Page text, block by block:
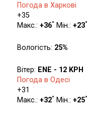
Погода в Харкові
+35
Макс.: +36° Мін.: +23°
Вологість: 25%
Вітер: ENE - 12 KPH
Погода в Одесі
+31
Макс.: +32° Мін.: +25°